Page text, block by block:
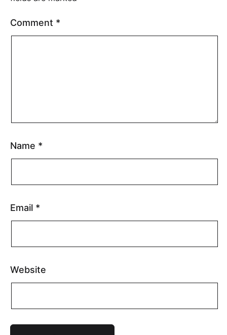
Comment *
Name *
Email *
Website